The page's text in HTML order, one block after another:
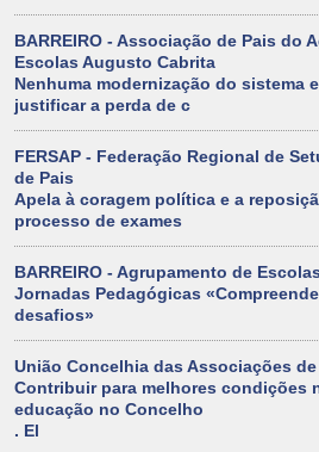
BARREIRO - Associação de Pais do
Escolas Augusto Cabrita
Nenhuma modernização do sistema
justificar a perda de c
FERSAP - Federação Regional de
de Pais
Apela à coragem política e a
processo de exames
BARREIRO - Agrupamento de
Jornadas Pedagógicas
desafios»
União Concelhia das Associações
Contribuir para melhores condições
educação no Concelho
. El